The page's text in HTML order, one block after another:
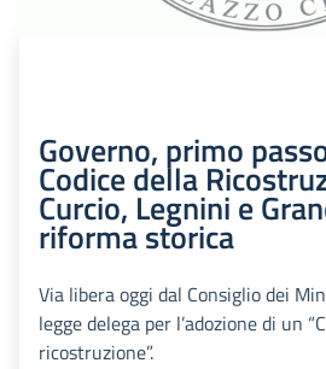
Governo, primo
Codice della
Curcio, Legnini e
riforma storica
Via libera oggi dal Consiglio dei
legge delega per l’adozione di un
ricostruzione”.